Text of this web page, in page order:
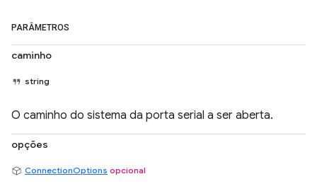
PARÂMETROS
caminho
string
O caminho do sistema da porta serial a ser aberta.
opções
ConnectionOptions opcional